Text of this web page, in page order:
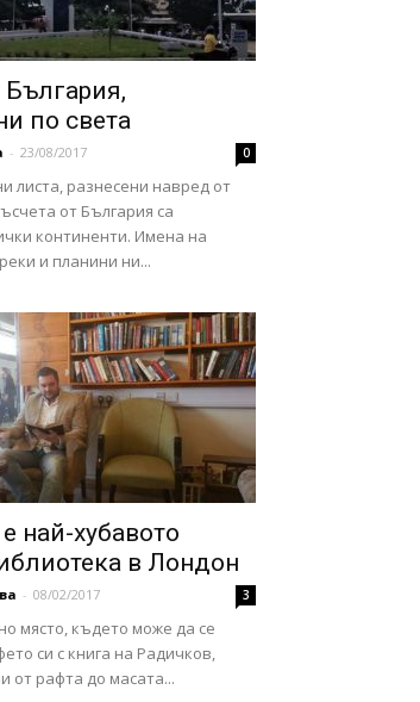
България,
по света
- 23/08/2017 0
листа, разнесени навред от
от България са
континенти. Имена на
и планини ни...
най-хубавото
в Лондон
- 08/02/2017 3
място, където може да се
си с книга на Радичков,
от рафта до масата...